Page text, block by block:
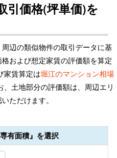
引価格(坪単価)を
辺の類似物件の取引データに基
および想定家賃の評価額を算定
家賃算定は堀江のマンション相場
土地部分の評価額は、周辺エリ
ただけます。
有面積』を選択